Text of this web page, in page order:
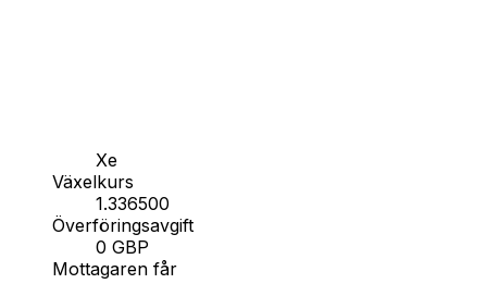
Xe
Växelkurs
1.336500
Överföringsavgift
0 GBP
Mottagaren får